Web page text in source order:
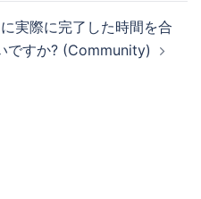
実際に完了した時間を合
ですか? (Community)